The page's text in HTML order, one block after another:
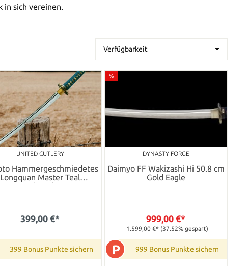
in sich vereinen.
UNITED CUTLERY
Hammergeschmiedetes
Longquan Master Teal
Wakizashi
399,00 €*
399 Bonus Punkte sichern
%
DYNASTY FORGE
Daimyo FF Wakizashi Hi 50.8 cm
Gold Eagle
999,00 €*
1.599,00 €* (37.52% gespart)
P 999 Bonus Punkte sichern